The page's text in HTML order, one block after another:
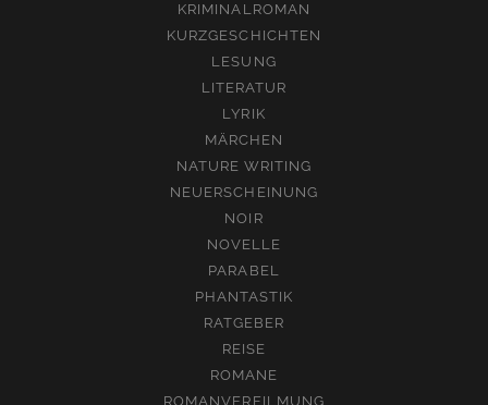
KRIMINALROMAN
KURZGESCHICHTEN
LESUNG
LITERATUR
LYRIK
MÄRCHEN
NATURE WRITING
NEUERSCHEINUNG
NOIR
NOVELLE
PARABEL
PHANTASTIK
RATGEBER
REISE
ROMANE
ROMANVERFILMUNG